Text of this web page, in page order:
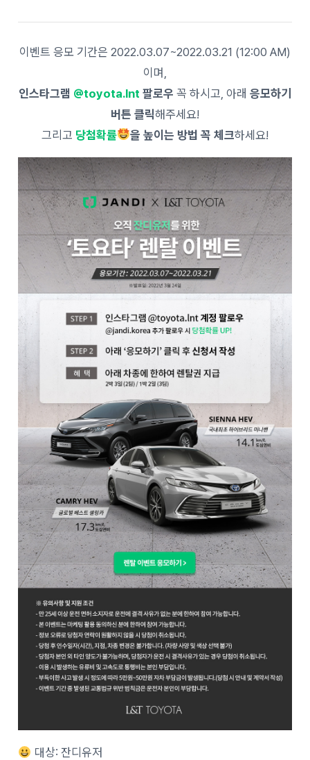
이벤트 응모 기간은 2022.03.07~2022.03.21 (12:00 AM)
이며,
인스타그램 @toyota.lnt 팔로우 꼭 하시고, 아래 응모하기
버튼 클릭해주세요!
그리고 당첨확률 을 높이는 방법 꼭 체크하세요!
대상: 잔디유저